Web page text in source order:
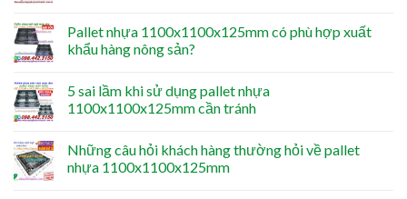
Pallet nhựa 1100x1100x125mm có phù hợp xuất
khẩu hàng nông sản?
5 sai lầm khi sử dụng pallet nhựa
1100x1100x125mm cần tránh
Những câu hỏi khách hàng thường hỏi về pallet
nhựa 1100x1100x125mm